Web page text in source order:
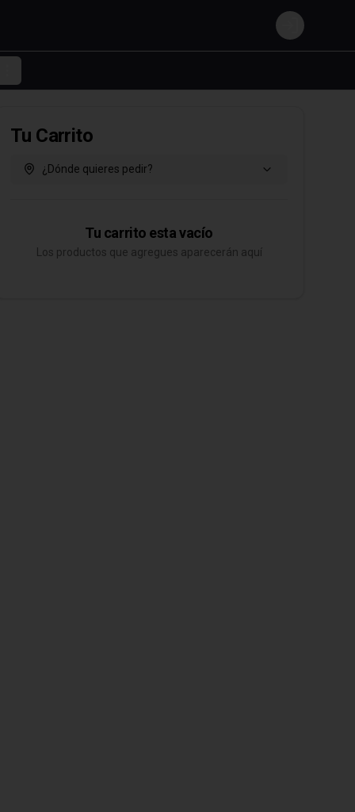
Login
Tu Carrito
¿Dónde quieres pedir?
Tu carrito esta vacío
Los productos que agregues aparecerán aquí